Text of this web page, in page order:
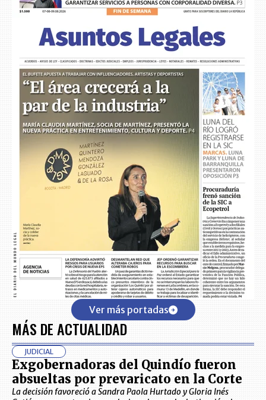
Ver más portadas
MÁS DE ACTUALIDAD
JUDICIAL
Exgobernadoras del Quindío fueron
absueltas por prevaricato en la Corte
La decisión favoreció a Sandra Paola Hurtado y Gloria Inés